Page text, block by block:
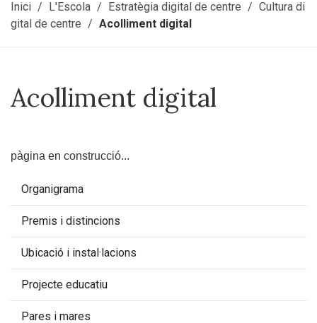
Inici L'Escola Estratègia digital de centre
Cultura di
gital de centre
Acolliment digital
Acolliment digital
pàgina en construcció...
Organigrama
Premis i distincions
Ubicació i instal·lacions
Projecte educatiu
Pares i mares